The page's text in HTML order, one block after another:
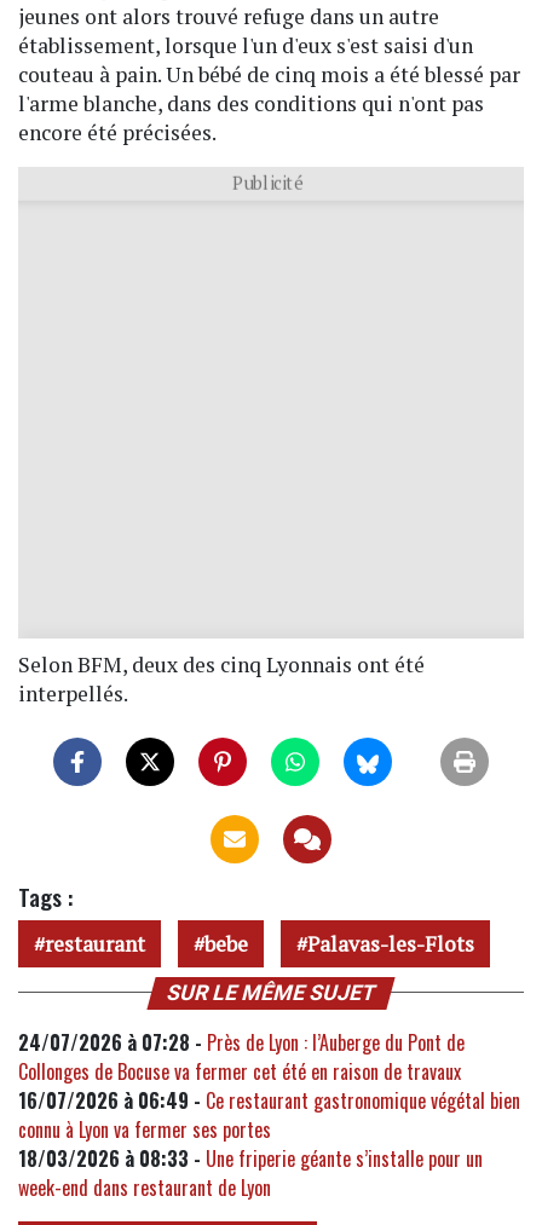
jeunes ont alors trouvé refuge dans un autre
établissement, lorsque l'un d'eux s'est saisi d'un
couteau à pain. Un bébé de cinq mois a été blessé par
l'arme blanche, dans des conditions qui n'ont pas
encore été précisées.
Publicité
Selon BFM, deux des cinq Lyonnais ont été
interpellés.
Tags :
restaurant bebe Palavas-les-Flots
SUR LE MÊME SUJET
24/07/2026 à 07:28 - Près de Lyon : l’Auberge du Pont de
Collonges de Bocuse va fermer cet été en raison de travaux
16/07/2026 à 06:49 - Ce restaurant gastronomique végétal bien
connu à Lyon va fermer ses portes
18/03/2026 à 08:33 - Une friperie géante s’installe pour un
week-end dans restaurant de Lyon